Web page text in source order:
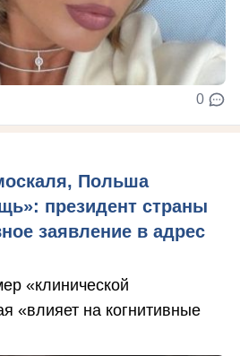
0
Польша
президент страны
заявление в адрес
«клинической
«влияет на когнитивные